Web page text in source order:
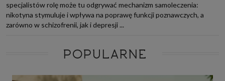
specjalistów rolę może tu odgrywać mechanizm samoleczenia:
nikotyna stymuluje i wpływa na poprawę funkcji poznawczych, a
zarówno w schizofrenii, jak i depresji ...
POPULARNE